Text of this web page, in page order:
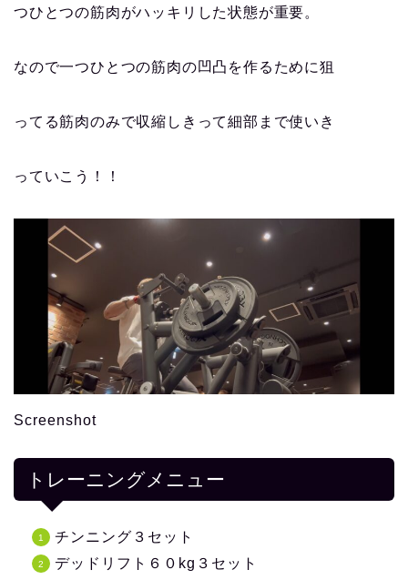
つひとつの筋肉がハッキリした状態が重要。
なので一つひとつの筋肉の凹凸を作るために狙
ってる筋肉のみで収縮しきって細部まで使いき
っていこう！！
Screenshot
トレーニングメニュー
チンニング３セット
デッドリフト６０kg３セット